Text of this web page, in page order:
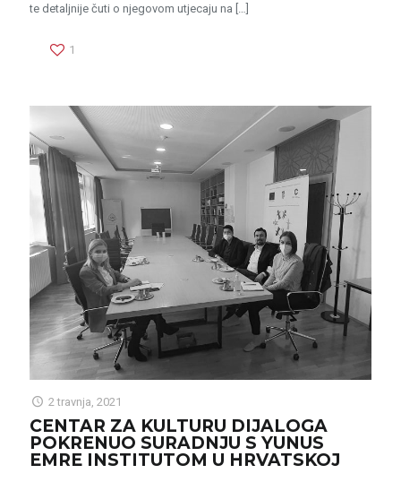
te detaljnije čuti o njegovom utjecaju na […]
1
2 travnja, 2021
CENTAR ZA KULTURU DIJALOGA
POKRENUO SURADNJU S YUNUS
EMRE INSTITUTOM U HRVATSKOJ